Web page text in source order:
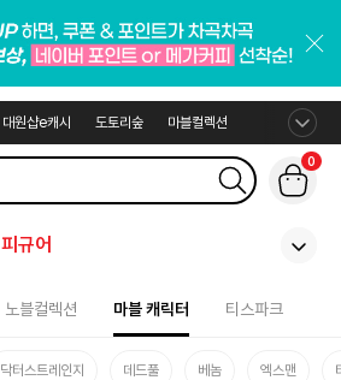
대원샵e캐시 도토리숲 마블컬렉션
0
피규어
노블컬렉션 마블 캐릭터 티스파크
닥터스트레인지 데드풀 베놈 엑스맨